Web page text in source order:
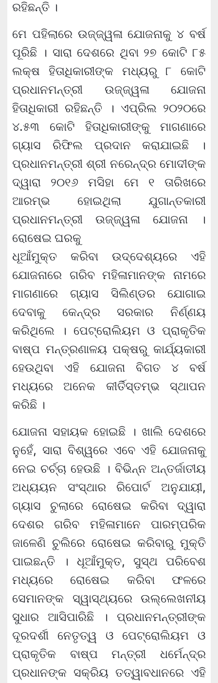
ରହିଛନ୍ତି ।
ମେ ପହିଲାରେ ଉଜ୍ଜ୍ୱଳା ଯୋଜନାକୁ ୪ ବର୍ଷ
ପୂରିଛି । ସାରା ଦେଶରେ ଥିବା ୨୭ କୋଟି ୮୫
ଲକ୍ଷ ହିତାଧିକାରୀଙ୍କ ମଧ୍ୟରୁ ୮ କୋଟି
ପ୍ରଧାନମନ୍ତ୍ରୀ ଉଜ୍ଜ୍ୱଳା ଯୋଜନା
ହିତାଧିକାରୀ ରହିଛନ୍ତି । ଏପ୍ରିଲ ୨୦୨୦ରେ
୪.୫୩ କୋଟି ହିତାଧିକାରୀଙ୍କୁ ମାଗଣାରେ
ଗ୍ୟାସ ରିଫିଲ ପ୍ରଦାନ କରାଯାଇଛି ।
ପ୍ରଧାନମନ୍ତ୍ରୀ ଶ୍ରୀ ନରେନ୍ଦ୍ର ମୋଦୀଙ୍କ
ଦ୍ୱାରା ୨୦୧୬ ମସିହା ମେ ୧ ତାରିଖରେ
ଆରମ୍ଭ ହୋଇଥିଲା ଯୁଗାନ୍ତକାରୀ
ପ୍ରଧାନମନ୍ତ୍ରୀ ଉଜ୍ଜ୍ୱଳା ଯୋଜନା ।
ରୋଷେଇ ଘରକୁ
ଧୂଆଁମୁକ୍ତ କରିବା ଉଦ୍ଦେଶ୍ୟରେ ଏହି
ଯୋଜନାରେ ଗରିବ ମହିଳାମାନଙ୍କ ନାମରେ
ମାଗଣାରେ ଗ୍ୟାସ ସିଲିଣ୍ଡର ଯୋଗାଇ
ଦେବାକୁ କେନ୍ଦ୍ର ସରକାର ନିର୍ଣ୍ଣୟ
କରିଥିଲେ । ପେଟ୍ରୋଲିୟମ ଓ ପ୍ରାକୃତିକ
ବାଷ୍ପ ମନ୍ତ୍ରଣାଳୟ ପକ୍ଷରୁ କାର୍ଯ୍ୟକାରୀ
ହେଉଥିବା ଏହି ଯୋଜନା ବିଗତ ୪ ବର୍ଷ
ମଧ୍ୟରେ ଅନେକ କୀର୍ତିସ୍ତମ୍ଭ ସ୍ଥାପନ
କରିଛି ।
ଯୋଜନା ସହାୟକ ହୋଇଛି । ଖାଲି ଦେଶରେ
ନୁହେଁ, ସାରା ବିଶ୍ୱରେ ଏବେ ଏହି ଯୋଜନାକୁ
ନେଇ ଚର୍ଚ୍ଚା ହେଉଛି । ବିଭିନ୍ନ ଅନ୍ତର୍ଜାତୀୟ
ଅଧ୍ୟୟନ ସଂସ୍ଥାର ରିପୋର୍ଟ ଅନୁଯାୟୀ,
ଗ୍ୟାସ ଚୁଲାରେ ରୋଷେଇ କରିବା ଦ୍ୱାରା
ଦେଶର ଗରିବ ମହିଳାମାନେ ପାରମ୍ପରିକ
ଜାଳେଣି ଚୁଲିରେ ରୋଷେଇ କରିବାରୁ ମୁକ୍ତି
ପାଇଛନ୍ତି । ଧୂଆଁମୁକ୍ତ, ସୁସ୍ଥ ପରିବେଶ
ମଧ୍ୟରେ ରୋଷେଇ କରିବା ଫଳରେ
ସେମାନଙ୍କ ସ୍ୱାସ୍ଥ୍ୟରେ ଉଲ୍ଲେଖନୀୟ
ସୁଧାର ଆସିପାରିଛି । ପ୍ରଧାନମନ୍ତ୍ରୀଙ୍କ
ଦୂରଦର୍ଶୀ ନେତୃତ୍ୱ ଓ ପେଟ୍ରୋଲିୟମ ଓ
ପ୍ରାକୃତିକ ବାଷ୍ପ ମନ୍ତ୍ରୀ ଧର୍ମେନ୍ଦ୍ର
ପ୍ରଧାନଙ୍କ ସକ୍ରିୟ ତତ୍ୱାବଧାନରେ ଏହି